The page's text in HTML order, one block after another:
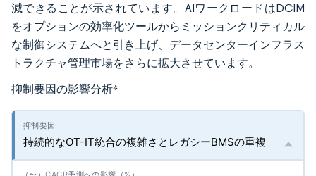
減できることが示されています。AIワークロードはDCIM
をオプションの効率化ツールからミッションクリティカル
な制御システムへと引き上げ、データセンターインフラス
トラクチャ管理市場をさらに拡大させています。
抑制要因の影響分析*
持続的なOT-IT統合の複雑さとレガシーBMSの重複